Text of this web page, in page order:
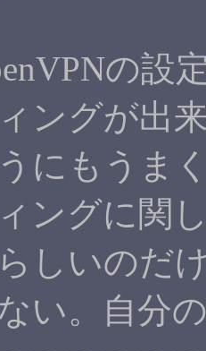
の設
ングが出
にもうま
ングに関
しいのだ
い。自分